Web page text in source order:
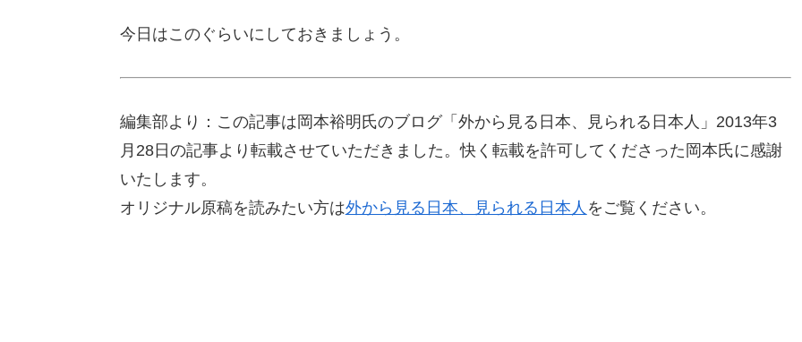
今日はこのぐらいにしておきましょう。
編集部より：この記事は岡本裕明氏のブログ「外から見る日本、見られる日本人」2013年3
月28日の記事より転載させていただきました。快く転載を許可してくださった岡本氏に感謝
いたします。
オリジナル原稿を読みたい方は外から見る日本、見られる日本人 をご覧ください。